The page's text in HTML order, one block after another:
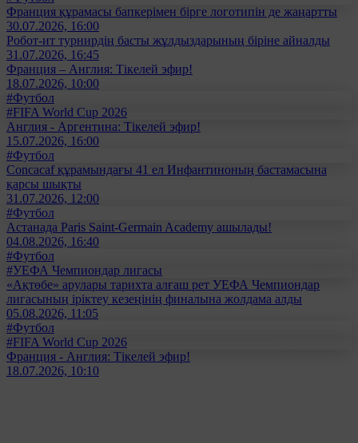
Франция құрамасы бапкерімен бірге логотипін де жаңартты
30.07.2026, 16:00
Робот-ит турнирдің басты жұлдыздарының біріне айналды
31.07.2026, 16:45
Франция – Англия: Тікелей эфир!
18.07.2026, 10:00
#Футбол
#FIFA World Cup 2026
Англия - Аргентина: Тікелей эфир!
15.07.2026, 16:00
#Футбол
Concacaf құрамындағы 41 ел Инфантиноның бастамасына
қарсы шықты
31.07.2026, 12:00
#Футбол
Астанада Paris Saint-Germain Academy ашылады!
04.08.2026, 16:40
#Футбол
#УЕФА Чемпиондар лигасы
«Ақтөбе» арулары тарихта алғаш рет УЕФА Чемпиондар
лигасының іріктеу кезеңінің финалына жолдама алды
05.08.2026, 11:05
#Футбол
#FIFA World Cup 2026
Франция - Англия: Тікелей эфир!
18.07.2026, 10:10